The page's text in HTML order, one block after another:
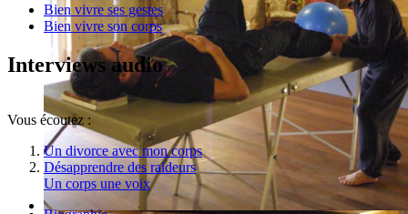
Bien vivre ses gestes
Bien vivre son corps
Interviews audio
Vous écoutez :
Un divorce avec mon corps
Désapprendre des raideurs
Un corps une voix